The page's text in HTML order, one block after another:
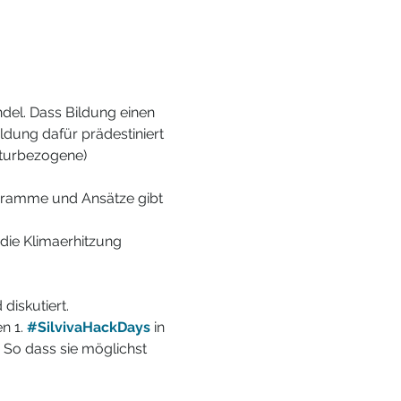
Dass Bildung einen
dafür prädestiniert
und Ansätze gibt
Klimaerhitzung
diskutiert.
1. #SilvivaHackDays in
dass sie möglichst